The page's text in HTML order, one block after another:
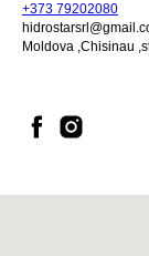
+373 79202080
Moldova ,Chisinau